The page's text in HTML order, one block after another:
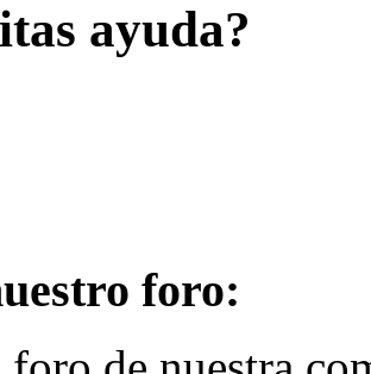
ayuda?
foro: